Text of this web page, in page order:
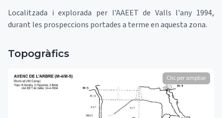
Localitzada i explorada per l'AAEET de Valls l'any 1994,
durant les prospeccions portades a terme en aquesta zona.
Topogràfics
Clic per ampliar